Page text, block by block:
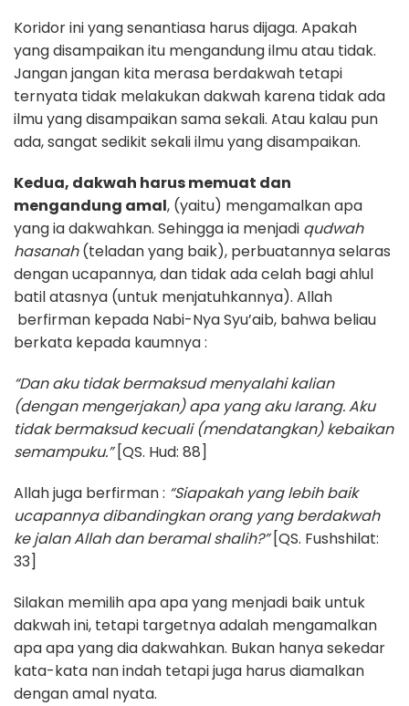
Koridor ini yang senantiasa harus dijaga. Apakah
yang disampaikan itu mengandung ilmu atau tidak.
Jangan jangan kita merasa berdakwah tetapi
ternyata tidak melakukan dakwah karena tidak ada
ilmu yang disampaikan sama sekali. Atau kalau pun
ada, sangat sedikit sekali ilmu yang disampaikan.
Kedua, dakwah harus memuat dan
mengandung amal, (yaitu) mengamalkan apa
yang ia dakwahkan. Sehingga ia menjadi qudwah
hasanah(teladan yang baik), perbuatannya selaras
dengan ucapannya, dan tidak ada celah bagi ahlul
batil atasnya (untuk menjatuhkannya). Allah
berfirman kepada Nabi-Nya Syu’aib, bahwa beliau
berkata kepada kaumnya :
“Dan aku tidak bermaksud menyalahi kalian
(dengan mengerjakan) apa yang aku Iarang. Aku
tidak bermaksud kecuali (mendatangkan) kebaikan
semampuku.”[QS. Hud: 88]
Allah juga berfirman : “Siapakah yang lebih baik
ucapannya dibandingkan orang yang berdakwah
ke jalan Allah dan beramal shalih?”[QS. Fushshilat:
33]
Silakan memilih apa apa yang menjadi baik untuk
dakwah ini, tetapi targetnya adalah mengamalkan
apa apa yang dia dakwahkan. Bukan hanya sekedar
kata-kata nan indah tetapi juga harus diamalkan
dengan amal nyata.